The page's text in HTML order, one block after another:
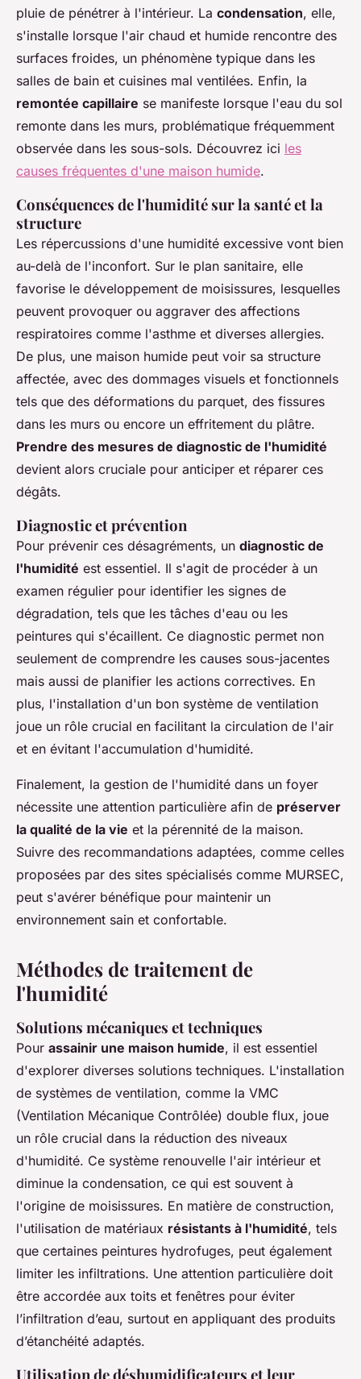
pluie de pénétrer à l'intérieur. La condensation, elle,
s'installe lorsque l'air chaud et humide rencontre des
surfaces froides, un phénomène typique dans les
salles de bain et cuisines mal ventilées. Enfin, la
remontée capillaire se manifeste lorsque l'eau du sol
remonte dans les murs, problématique fréquemment
observée dans les sous-sols. Découvrez ici les
causes fréquentes d'une maison humide.
Conséquences de l'humidité sur la santé et la
structure
Les répercussions d'une humidité excessive vont bien
au-delà de l'inconfort. Sur le plan sanitaire, elle
favorise le développement de moisissures, lesquelles
peuvent provoquer ou aggraver des affections
respiratoires comme l'asthme et diverses allergies.
De plus, une maison humide peut voir sa structure
affectée, avec des dommages visuels et fonctionnels
tels que des déformations du parquet, des fissures
dans les murs ou encore un effritement du plâtre.
Prendre des mesures de diagnostic de l'humidité
devient alors cruciale pour anticiper et réparer ces
dégâts.
Diagnostic et prévention
Pour prévenir ces désagréments, un diagnostic de
l'humidité est essentiel. Il s'agit de procéder à un
examen régulier pour identifier les signes de
dégradation, tels que les tâches d'eau ou les
peintures qui s'écaillent. Ce diagnostic permet non
seulement de comprendre les causes sous-jacentes
mais aussi de planifier les actions correctives. En
plus, l'installation d'un bon système de ventilation
joue un rôle crucial en facilitant la circulation de l'air
et en évitant l'accumulation d'humidité.
Finalement, la gestion de l'humidité dans un foyer
nécessite une attention particulière afin de préserver
la qualité de la vie et la pérennité de la maison.
Suivre des recommandations adaptées, comme celles
proposées par des sites spécialisés comme MURSEC,
peut s'avérer bénéfique pour maintenir un
environnement sain et confortable.
Méthodes de traitement de
l'humidité
Solutions mécaniques et techniques
Pour assainir une maison humide, il est essentiel
d'explorer diverses solutions techniques. L'installation
de systèmes de ventilation, comme la VMC
(Ventilation Mécanique Contrôlée) double flux, joue
un rôle crucial dans la réduction des niveaux
d'humidité. Ce système renouvelle l'air intérieur et
diminue la condensation, ce qui est souvent à
l'origine de moisissures. En matière de construction,
l'utilisation de matériaux résistants à l'humidité, tels
que certaines peintures hydrofuges, peut également
limiter les infiltrations. Une attention particulière doit
être accordée aux toits et fenêtres pour éviter
l’infiltration d’eau, surtout en appliquant des produits
d’étanchéité adaptés.
Utilisation de déshumidificateurs et leur